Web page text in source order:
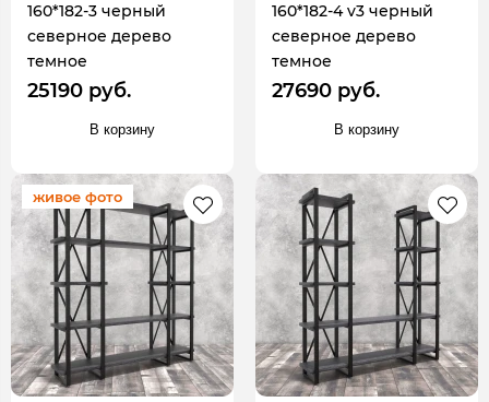
160*182-3 черный
северное дерево
темное
25190 руб.
В корзину
160*182-4 v3 черный
северное дерево
темное
27690 руб.
В корзину
живое фото